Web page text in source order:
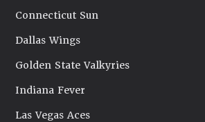
Connecticut Sun
Dallas Wings
Golden State Valkyries
Indiana Fever
Las Vegas Aces